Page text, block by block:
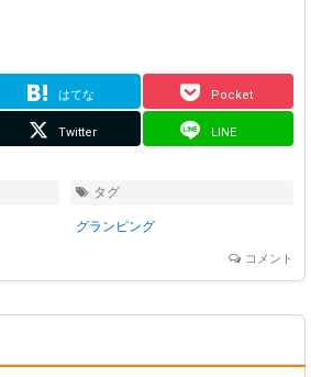
はてな Pocket
Twitter LINE
タグ
グランピング
コメント